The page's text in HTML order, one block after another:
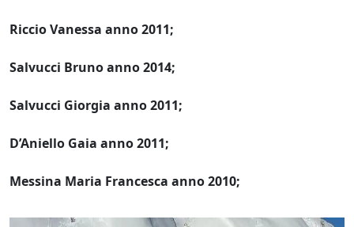
Riccio Vanessa anno 2011;
Salvucci Bruno anno 2014;
Salvucci Giorgia anno 2011;
D’Aniello Gaia anno 2011;
Messina Maria Francesca anno 2010;